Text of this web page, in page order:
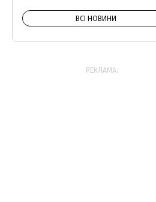
ВСІ НОВИНИ
РЕКЛАМА: